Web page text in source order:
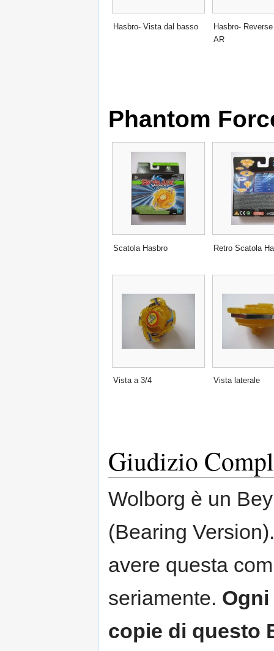
Hasbro- Vista dal basso
Hasbro-
AR
Phantom
Scatola Hasbro Retro Scatola
Vista a 3/4 Vista laterale
Giudizio
Wolborg è un
(Bearing
avere questa
seriamente.
copie di questo